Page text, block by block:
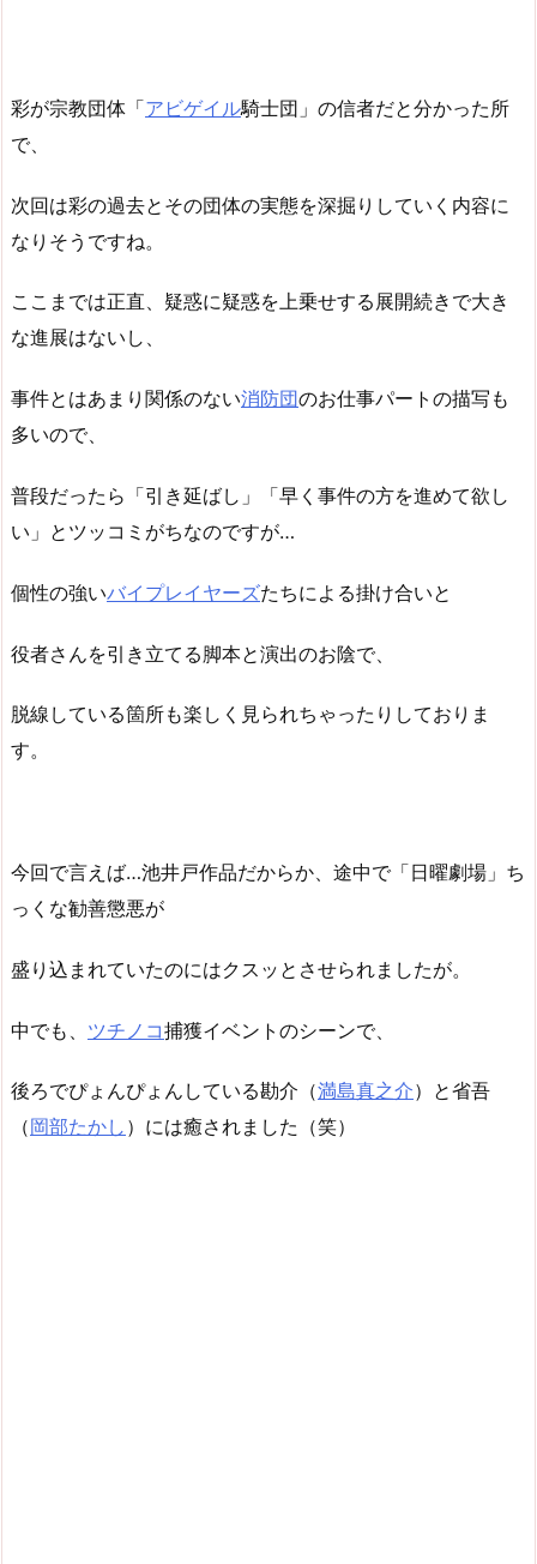
彩が宗教団体「アビゲイル騎士団」の信者だと分かった所
で、
次回は彩の過去とその団体の実態を深掘りしていく内容に
なりそうですね。
ここまでは正直、疑惑に疑惑を上乗せする展開続きで大き
な進展はないし、
事件とはあまり関係のない消防団のお仕事パートの描写も
多いので、
普段だったら「引き延ばし」「早く事件の方を進めて欲し
い」とツッコミがちなのですが…
個性の強いバイプレイヤーズたちによる掛け合いと
役者さんを引き立てる脚本と演出のお陰で、
脱線している箇所も楽しく見られちゃったりしておりま
す。
今回で言えば…池井戸作品だからか、途中で「日曜劇場」ち
っくな勧善懲悪が
盛り込まれていたのにはクスッとさせられましたが。
中でも、 ツチノコ捕獲イベントのシーンで、
後ろでぴょんぴょんしている勘介（満島真之介）と省吾
（岡部たかし ）には癒されました（笑）